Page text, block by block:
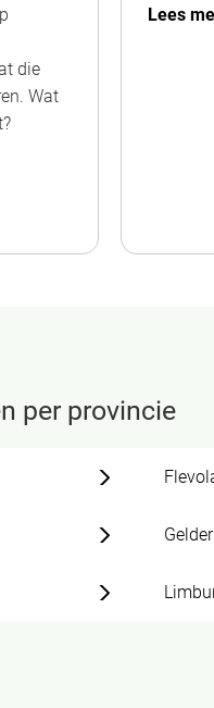
die
Wat
Lees
per provincie